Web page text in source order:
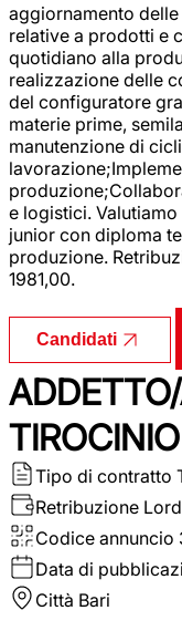
aggiornamento
relative a prodotti e
quotidiano alla
realizzazione delle
del configuratore
materie prime,
manutenzione di
e logistici.
junior con diploma
produzione.
1981,00.
Candidati
TIROCINIO
Tipo di contratto
Retribuzione
Codice annuncio
Data di
Città Bari